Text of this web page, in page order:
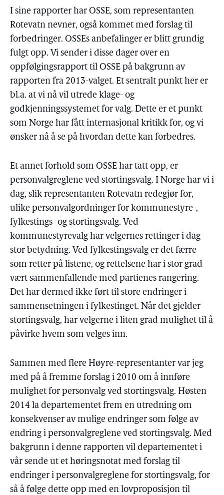
I sine rapporter har OSSE, som representanten
Rotevatn nevner, også kommet med forslag til
forbedringer. OSSEs anbefalinger er blitt grundig
fulgt opp. Vi sender i disse dager over en
oppfølgingsrapport til OSSE på bakgrunn av
rapporten fra 2013-valget. Et sentralt punkt her er
bl.a. at vi nå vil utrede klage- og
godkjenningssystemet for valg. Dette er et punkt
som Norge har fått internasjonal kritikk for, og vi
ønsker nå å se på hvordan dette kan forbedres.
Et annet forhold som OSSE har tatt opp, er
personvalgreglene ved stortingsvalg. I Norge har vi i
dag, slik representanten Rotevatn redegjør for,
ulike personvalgordninger for kommunestyre-,
fylkestings- og stortingsvalg. Ved
kommunestyrevalg har velgernes rettinger i dag
stor betydning. Ved fylkestingsvalg er det færre
som retter på listene, og rettelsene har i stor grad
vært sammenfallende med partienes rangering.
Det har dermed ikke ført til store endringer i
sammensetningen i fylkestinget. Når det gjelder
stortingsvalg, har velgerne i liten grad mulighet til å
påvirke hvem som velges inn.
Sammen med flere Høyre-representanter var jeg
med på å fremme forslag i 2010 om å innføre
mulighet for personvalg ved stortingsvalg. Høsten
2014 la departementet frem en utredning om
konsekvenser av mulige endringer som følge av
endring i personvalgreglene ved stortingsvalg. Med
bakgrunn i denne rapporten vil departementet i
vår sende ut et høringsnotat med forslag til
endringer i personvalgreglene for stortingsvalg, for
så å følge dette opp med en lovproposisjon til